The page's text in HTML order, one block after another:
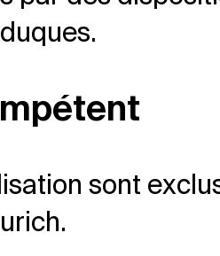
sont